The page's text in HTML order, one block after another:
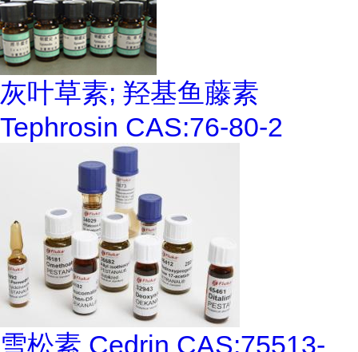
灰叶草素; 羟基鱼藤素
Tephrosin CAS:76-80-2
雪松素 Cedrin CAS:75513-